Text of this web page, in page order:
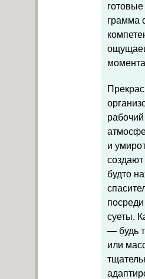
грамма
и
будто
посреди
суеты.
— будь
или